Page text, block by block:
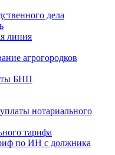
дела
линия
агрогородков
БНП
нотариального
тарифа
по ИН с должника